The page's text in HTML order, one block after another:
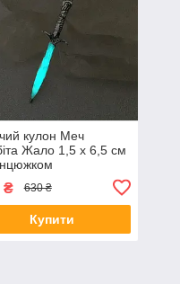
кулон Меч
Жало 1,5 х 6,5 см
₴ 630 ₴
Купити